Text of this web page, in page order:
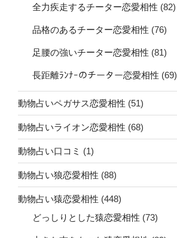
全力疾走するチーター恋愛相性 (82)
品格のあるチーター恋愛相性 (76)
足腰の強いチーター恋愛相性 (81)
長距離ﾗﾝﾅｰのチーター恋愛相性 (69)
動物占いペガサス恋愛相性 (51)
動物占いライオン恋愛相性 (68)
動物占い口コミ (1)
動物占い狼恋愛相性 (88)
動物占い猿恋愛相性 (448)
どっしりとした猿恋愛相性 (73)